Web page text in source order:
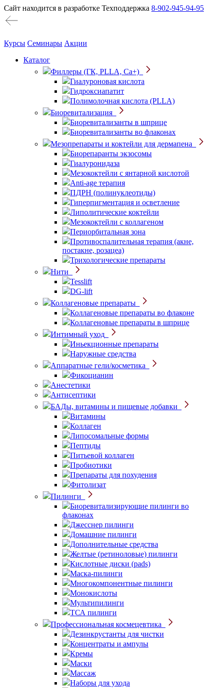
Сайт находится в разработке Техподдержка 8-902-945-94-95
Курсы Семинары Акции
Каталог
Филлеры (ГК, PLLA, Ca+)
Гиалуроновая кислота
Гидроксиапатит
Полимолочная кислота (PLLA)
Биоревитализация
Биоревитализанты в шприце
Биоревитализанты во флаконах
Мезопрепараты и коктейли для дермапена
Биорепаранты экзосомы
Гиалуронидаза
Мезококтейли с янтарной кислотой
Anti-age терапия
ПДРН (полинуклеотиды)
Гиперпигментация и осветление
Липолитические коктейли
Мезококтейли с коллагеном
Периорбитальная зона
Противоспалительная терапия (акне,
постакне, розацеа)
Трихологические препараты
Нити
Tesslift
DG-lift
Коллагеновые препараты
Коллагеновые препараты во флаконе
Коллагеновые препараты в шприце
Интимный уход
Иньекционные препараты
Наружные средства
Аппаратные гели/косметика
Фикоцианин
Анестетики
Антисептики
БАДы, витамины и пищевые добавки
Витамины
Коллаген
Липосомальные формы
Пептиды
Питьевой коллаген
Пробиотики
Препараты для похудения
Фитолизат
Пилинги
Биоревитализирующие пилинги во
флаконах
Джесснер пилинги
Домашние пилинги
Дополнительные средства
Желтые (ретиноловые) пилинги
Кислотные диски (pads)
Маска-пилинги
Многокомпонентные пилинги
Монокислоты
Мультипилинги
ТСА пилинги
Профессиональная космецевтика
Дезинкрустанты для чистки
Концентраты и ампулы
Кремы
Маски
Массаж
Наборы для ухода